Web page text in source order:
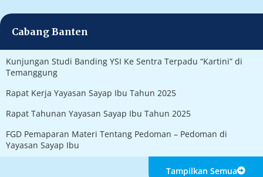
Cabang Banten
Kunjungan Studi Banding YSI Ke Sentra Terpadu “Kartini” di
Temanggung
Rapat Kerja Yayasan Sayap Ibu Tahun 2025
Rapat Tahunan Yayasan Sayap Ibu Tahun 2025
FGD Pemaparan Materi Tentang Pedoman – Pedoman di
Yayasan Sayap Ibu
Tampilkan Semua